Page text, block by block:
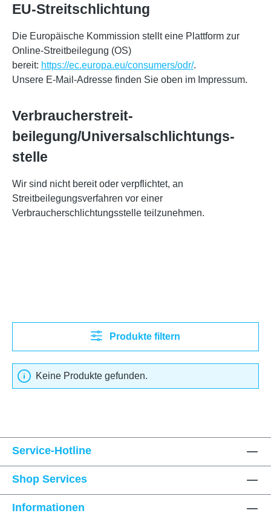
EU-Streitschlichtung
Die Europäische Kommission stellt eine Plattform zur
Online-Streitbeilegung (OS)
bereit: https://ec.europa.eu/consumers/odr/.
Unsere E-Mail-Adresse finden Sie oben im Impressum.
Verbraucher­streit­
beilegung/Universal­schlichtungs­
stelle
Wir sind nicht bereit oder verpflichtet, an
Streitbeilegungsverfahren vor einer
Verbraucherschlichtungsstelle teilzunehmen.
Produkte filtern
Keine Produkte gefunden.
Service-Hotline
Shop Services
Informationen